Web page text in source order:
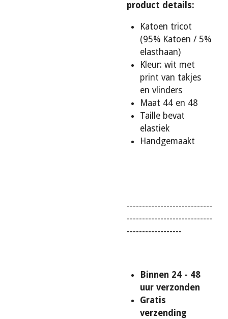
product details:
Katoen tricot
(95% Katoen / 5%
elasthaan)
Kleur: wit met
print van takjes
en vlinders
Maat 44 en 48
Taille bevat
elastiek
Handgemaakt
----------------------------
----------------------------
------------------
Binnen 24 - 48
uur verzonden
Gratis
verzending